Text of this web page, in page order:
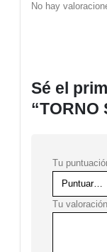
No hay
Sé el
“TORNO
Tu
Tu valoración